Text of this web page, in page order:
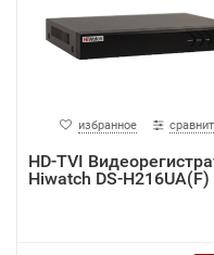
избранное
HD-TVI
Hiwatch DS-H216UA(F)